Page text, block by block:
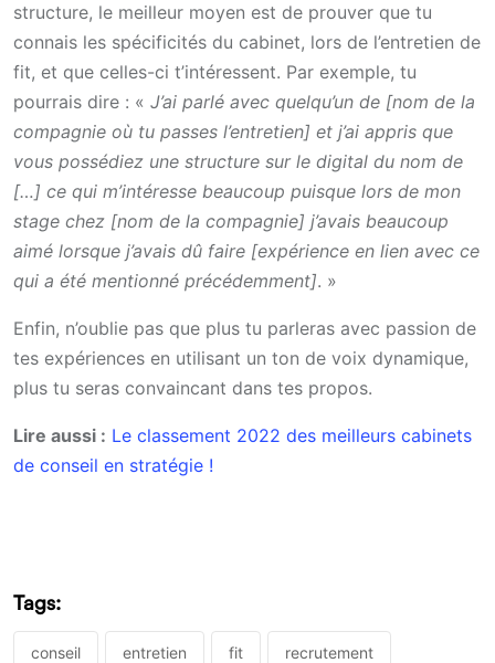
structure, le meilleur moyen est de prouver que tu
connais les spécificités du cabinet, lors de l’entretien de
fit, et que celles-ci t’intéressent. Par exemple, tu
pourrais dire : « J’ai parlé avec quelqu’un de [nom de la
compagnie où tu passes l’entretien] et j’ai appris que
vous possédiez une structure sur le digital du nom de
[…] ce qui m’intéresse beaucoup puisque lors de mon
stage chez [nom de la compagnie] j’avais beaucoup
aimé lorsque j’avais dû faire [expérience en lien avec ce
qui a été mentionné précédemment]. »
Enfin, n’oublie pas que plus tu parleras avec passion de
tes expériences en utilisant un ton de voix dynamique,
plus tu seras convaincant dans tes propos.
Lire aussi : Le classement 2022 des meilleurs cabinets
de conseil en stratégie !
Tags:
conseil entretien fit recrutement